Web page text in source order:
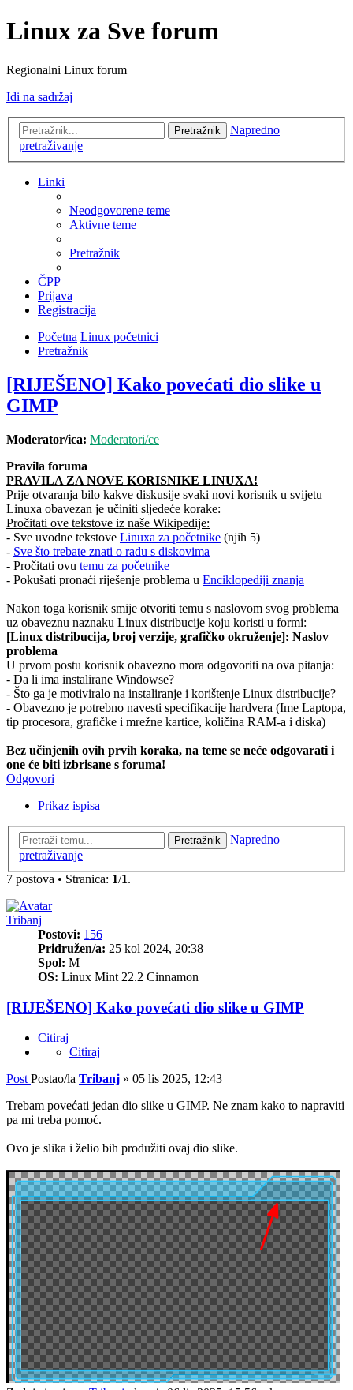
Linux za Sve forum
Regionalni Linux forum
Idi na sadržaj
Pretražnik
Napredno
pretraživanje
Linki
Neodgovorene teme
Aktivne teme
Pretražnik
ČPP
Prijava
Registracija
Početna Linux početnici
Pretražnik
[RIJEŠENO] Kako povećati dio slike u
GIMP
Moderator/ica: Moderatori/ce
Pravila foruma
PRAVILA ZA NOVE KORISNIKE LINUXA!
Prije otvaranja bilo kakve diskusije svaki novi korisnik u svijetu
Linuxa obavezan je učiniti sljedeće korake:
Pročitati ove tekstove iz naše Wikipedije:
- Sve uvodne tekstove Linuxa za početnike (njih 5)
- Sve što trebate znati o radu s diskovima
- Pročitati ovu temu za početnike
- Pokušati pronaći riješenje problema u Enciklopediji znanja
Nakon toga korisnik smije otvoriti temu s naslovom svog problema
uz obaveznu naznaku Linux distribucije koju koristi u formi:
[Linux distribucija, broj verzije, grafičko okruženje]: Naslov
problema
U prvom postu korisnik obavezno mora odgovoriti na ova pitanja:
- Da li ima instalirane Windowse?
- Što ga je motiviralo na instaliranje i korištenje Linux distribucije?
- Obavezno je potrebno navesti specifikacije hardvera (Ime Laptopa,
tip procesora, grafičke i mrežne kartice, količina RAM-a i diska)
Bez učinjenih ovih prvih koraka, na teme se neće odgovarati i
one će biti izbrisane s foruma!
Odgovori
Prikaz ispisa
Pretražnik
Napredno
pretraživanje
7 postova • Stranica: 1/1.
Tribanj
Postovi: 156
Pridružen/a: 25 kol 2024, 20:38
Spol: M
OS: Linux Mint 22.2 Cinnamon
[RIJEŠENO] Kako povećati dio slike u GIMP
Citiraj
Citiraj
Post Postao/la Tribanj » 05 lis 2025, 12:43
Trebam povećati jedan dio slike u GIMP. Ne znam kako to napraviti
pa mi treba pomoć.
Ovo je slika i želio bih produžiti ovaj dio slike.